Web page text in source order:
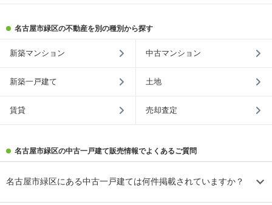
名古屋市緑区の不動産を別の種別から探す
新築マンション 中古マンション
新築一戸建て 土地
賃貸 売却査定
名古屋市緑区の中古一戸建て販売情報でよくあるご質問
名古屋市緑区にある中古一戸建ては何件掲載されていますか？